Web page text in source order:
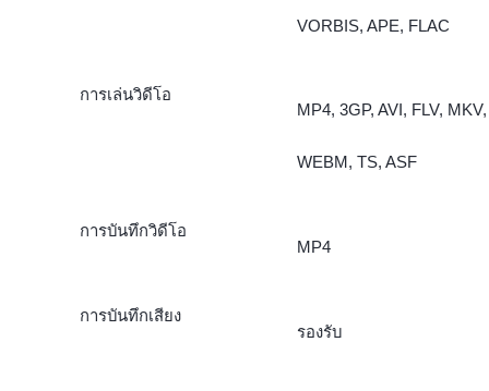
VORBIS, APE, FLAC
การเล่นวิดีโอ
MP4, 3GP, AVI, FLV, MKV,
WEBM, TS, ASF
การบันทึกวิดีโอ
MP4
การบันทึกเสียง
รองรับ